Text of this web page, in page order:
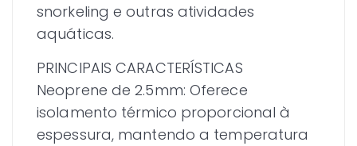
snorkeling e outras atividades
aquáticas.
PRINCIPAIS CARACTERÍSTICAS
Neoprene de 2.5mm: Oferece
isolamento térmico proporcional à
espessura, mantendo a temperatura